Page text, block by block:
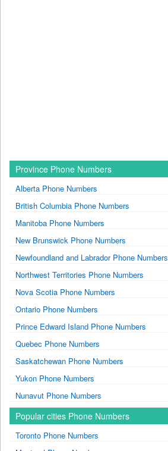
Province Phone Numbers
Alberta Phone Numbers
British Columbia Phone Numbers
Manitoba Phone Numbers
New Brunswick Phone Numbers
Newfoundland and Labrador Phone Numbers
Northwest Territories Phone Numbers
Nova Scotia Phone Numbers
Ontario Phone Numbers
Prince Edward Island Phone Numbers
Quebec Phone Numbers
Saskatchewan Phone Numbers
Yukon Phone Numbers
Nunavut Phone Numbers
Popular cities Phone Numbers
Toronto Phone Numbers